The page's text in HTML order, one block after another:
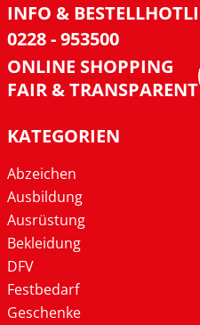
INFO &
0228 - 953500
ONLINE SHOPPING
FAIR & TRANSPARENT
KATEGORIEN
Abzeichen
Ausbildung
Ausrüstung
Bekleidung
DFV
Festbedarf
Geschenke